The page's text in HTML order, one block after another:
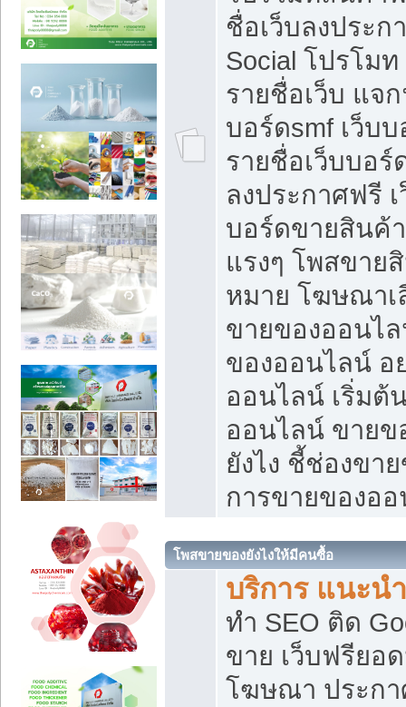
ชื่อเว็บลงประ
Social โปรโม
รายชื่อเว็บ แจ
บอร์ดsmf เว็บ
รายชื่อเว็บบอ
ลงประกาศฟรี
บอร์ดขายสินค้
แรงๆ โพสขาย
หมาย โฆษณาเ
ขายของออนไ
ของออนไลน์ อ
ออนไลน์ เริ่มต้
ออนไลน์ ขายข
ยังไง ชี้ช่องขา
การขายของอ
โพสขายของยังไงให้มีคนซื้อ
บริการ แนะน
ทำ SEO ติด
ขาย เว็บฟรียอ
โฆษณา ประกา